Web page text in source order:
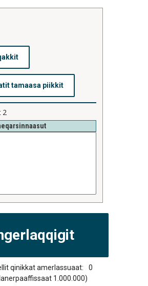
2
qinikkat amerlassuaat:
0
1.000.000)